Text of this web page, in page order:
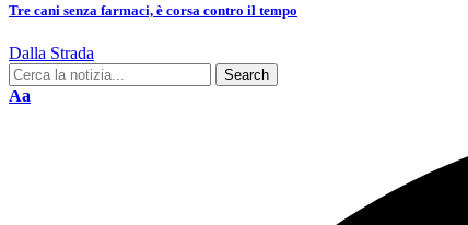
Tre cani senza farmaci, è corsa contro il tempo
Dalla Strada
Aa